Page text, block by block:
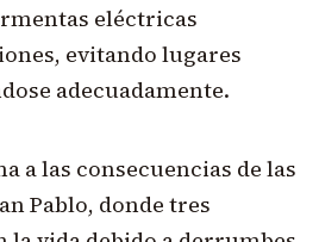
eléctricas
evitando lugares
adecuadamente.
a las consecuencias de las
Pablo, donde tres